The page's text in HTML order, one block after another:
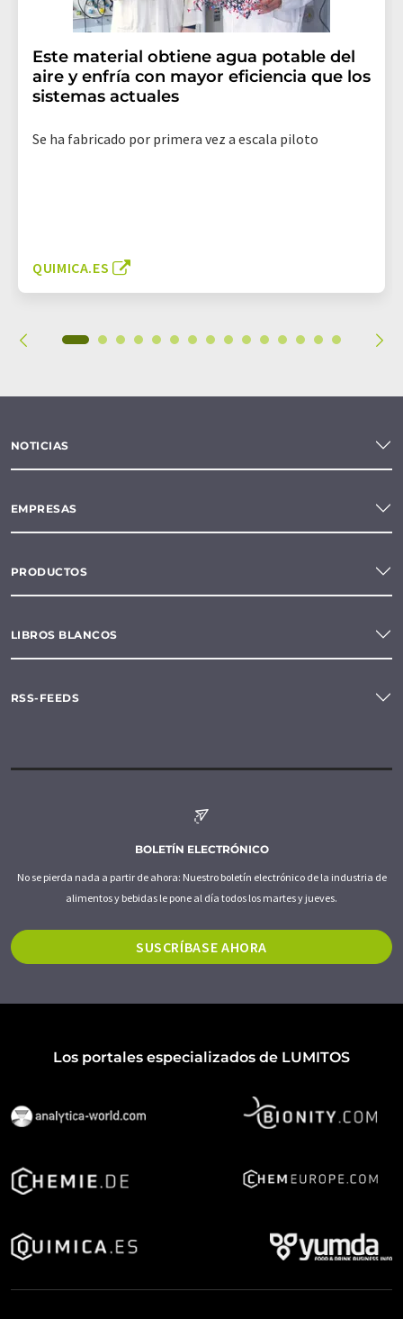
Este material obtiene agua potable del
aire y enfría con mayor eficiencia que los
sistemas actuales
Se ha fabricado por primera vez a escala piloto
QUIMICA.ES
NOTICIAS
EMPRESAS
PRODUCTOS
LIBROS BLANCOS
RSS-FEEDS
BOLETÍN ELECTRÓNICO
No se pierda nada a partir de ahora: Nuestro boletín electrónico de la industria de
alimentos y bebidas le pone al día todos los martes y jueves.
SUSCRÍBASE AHORA
Los portales especializados de LUMITOS